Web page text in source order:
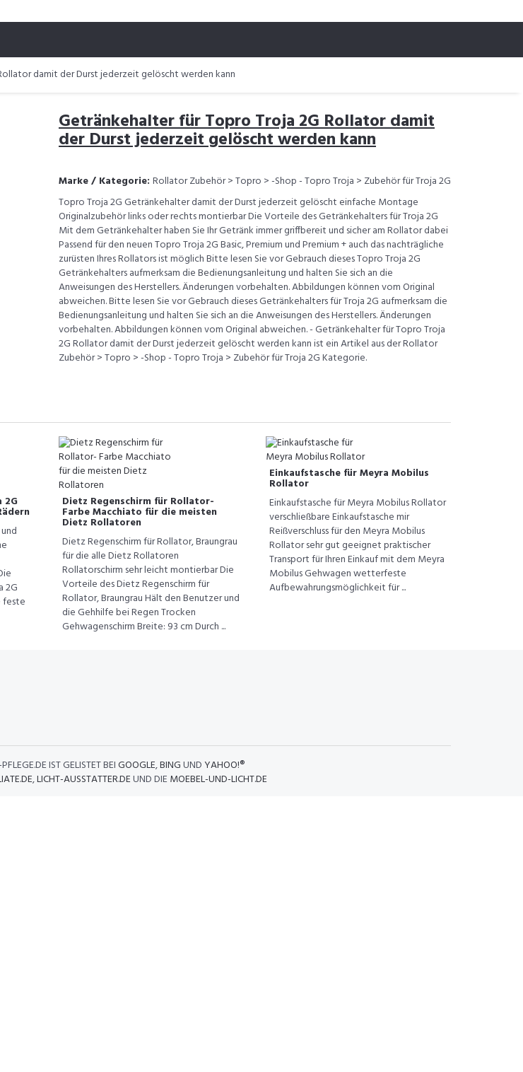
damit der Durst jederzeit gelöscht werden kann
Getränkehalter für Topro Troja 2G Rollator damit
der Durst jederzeit gelöscht werden kann
Marke / Kategorie: Rollator Zubehör > Topro > -Shop - Topro Troja > Zubehör für Troja 2G
Topro Troja 2G Getränkehalter damit der Durst jederzeit gelöscht einfache Montage
Originalzubehör links oder rechts montierbar Die Vorteile des Getränkehalters für Troja 2G
Mit dem Getränkehalter haben Sie Ihr Getränk immer griffbereit und sicher am Rollator dabei
Passend für den neuen Topro Troja 2G Basic, Premium und Premium + auch das nachträgliche
zurüsten Ihres Rollators ist möglich Bitte lesen Sie vor Gebrauch dieses Topro Troja 2G
Getränkehalters aufmerksam die Bedienungsanleitung und halten Sie sich an die
Anweisungen des Herstellers. Änderungen vorbehalten. Abbildungen können vom Original
abweichen. Bitte lesen Sie vor Gebrauch dieses Getränkehalters für Troja 2G aufmerksam die
Bedienungsanleitung und halten Sie sich an die Anweisungen des Herstellers. Änderungen
vorbehalten. Abbildungen können vom Original abweichen. - Getränkehalter für Topro Troja
2G Rollator damit der Durst jederzeit gelöscht werden kann ist ein Artikel aus der Rollator
Zubehör > Topro > -Shop - Topro Troja > Zubehör für Troja 2G Kategorie.
2G
2G
feste
Dietz Regenschirm für Rollator-
Farbe Macchiato für die meisten
Dietz Rollatoren
Dietz Regenschirm für Rollator, Braungrau
für die alle Dietz Rollatoren
Rollatorschirm sehr leicht montierbar Die
Vorteile des Dietz Regenschirm für
Rollator, Braungrau Hält den Benutzer und
die Gehhilfe bei Regen Trocken
Gehwagenschirm Breite: 93 cm Durch ...
Einkaufstasche für Meyra Mobilus
Rollator
Einkaufstasche für Meyra Mobilus Rollator
verschließbare Einkaufstasche mir
Reißverschluss für den Meyra Mobilus
Rollator sehr gut geeignet praktischer
Transport für Ihren Einkauf mit dem Meyra
Mobilus Gehwagen wetterfeste
Aufbewahrungsmöglichkeit für ...
IST GELISTET BEIGOOGLE,BINGUND YAHOO!®
,LICHT-AUSSTATTER.DEUND DIE MOEBEL-UND-LICHT.DE